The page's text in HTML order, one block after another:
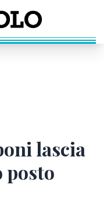
lascia
posto